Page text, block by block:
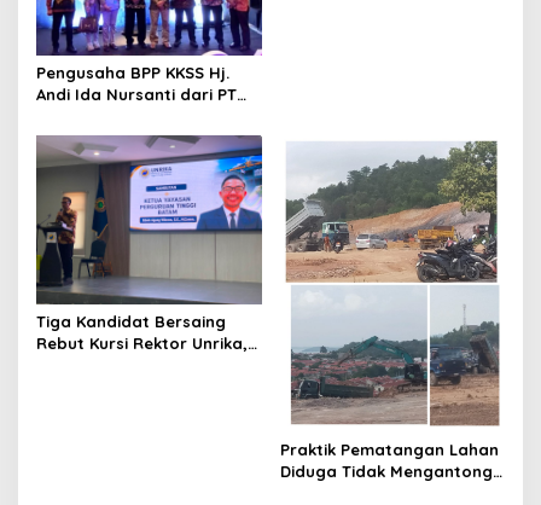
Pengusaha BPP KKSS Hj.
Andi Ida Nursanti dari PT
Penghargaan Pengamanan
Swasta PIKM 2026 di Kuala
Tiga Kandidat Bersaing
Rebut Kursi Rektor Unrika,
Praktik Pematangan Lahan
Diduga Tidak Mengantongi